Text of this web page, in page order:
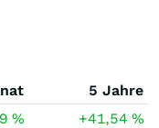
5 Jahre
% +41,54%